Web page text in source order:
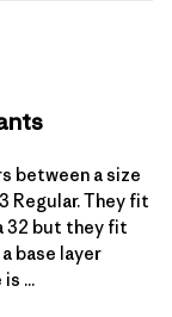
between a size
Regular. They fit
32 but they fit
base layer
...